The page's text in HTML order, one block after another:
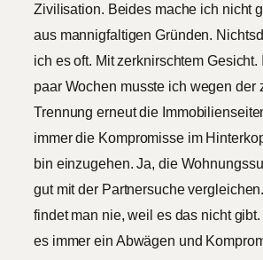
Zivilisation. Beides mache ich nicht
aus mannigfaltigen Gründen.
ich es oft. Mit zerknirschtem Gesicht.
paar Wochen musste ich wegen der
Trennung erneut die
immer die Kompromisse im
bin einzugehen. Ja, die
gut mit der Partnersuche
findet man nie, weil es das nicht
es immer ein Abwägen und